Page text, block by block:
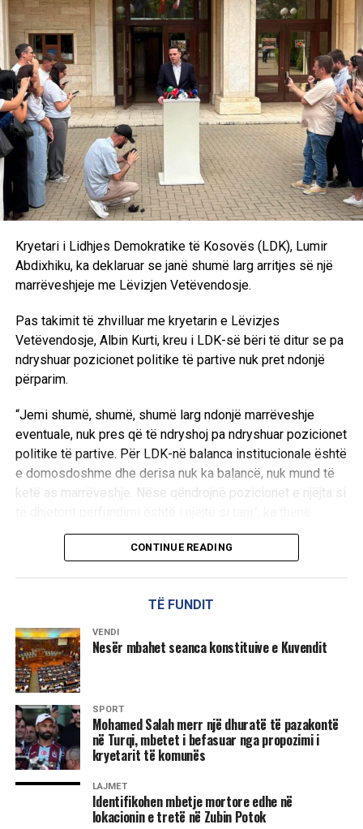
presidentit, kjo është një formulë tashmë e sprovuar dhe
me metoda të njëjta nuk mund të kemi rezultate të tjera.
Andaj kjo do të shpjerë të pashmangshëm drejt
shpërndarjes së Kuvendit. Marrëveshjen politike nuk e
kemi ende. Pritjet janë të ndryshme, qëndrimet nuk
përputhen dhe është bindja ime që ka një dallim drastik
midis rezultatit zgjedhor dhe kërkesave të Lidhjes
Demokratike të Kosovës”, deklaroi Kurti pas takimit me
Abdixhikun. /Ekonomia Online/
Kryetari i Lidhjes Demokratike të Kosovës (LDK), Lumir
Abdixhiku, ka deklaruar se janë shumë larg arritjes së një
marrëveshjeje me Lëvizjen Vetëvendosje.
Pas takimit të zhvilluar me kryetarin e Lëvizjes
Vetëvendosje, Albin Kurti, kreu i LDK-së bëri të ditur se pa
ndryshuar pozicionet politike të partive nuk pret ndonjë
përparim.
“Jemi shumë, shumë, shumë larg ndonjë marrëveshje
eventuale, nuk pres që të ndryshoj pa ndryshuar pozicionet
politike të partive. Për LDK-në balanca institucionale është
e domosdoshme dhe derisa nuk ka balancë, nuk mund të
ketë as marrëveshje. Nëse qëndrojnë pozicionet e njëjta si
Abdixhiku.
shkon drejt një rruge pa zgjidhje afatgjatë.
“Qëllimi i LDK ka qenë të gjendet zgjidhja, jo të merremi
kush kë po e mund, po e mashtron, po e vonon. Në këtë
pikë me keqardhje them se jemi në rrugë që nuk jep
Lideri i LDK-së bëri me dije se partia e tij ka kërkuar që ta
propozojë emrin për postin e presidentit.
“Është çështja e presidentit. LDK ka kërkuar që presidenti
të propozohet nga LDK, natyrisht që emrat të diskutohen
CONTINUE READING
TË FUNDIT
VENDI
Nesër mbahet seanca konstituive e Kuvendit
SPORT
Mohamed Salah merr një dhuratë të pazakontë
në Turqi, mbetet i befasuar nga propozimi i
kryetarit të komunës
LAJMET
Identifikohen mbetje mortore edhe në
lokacionin e tretë në Zubin Potok